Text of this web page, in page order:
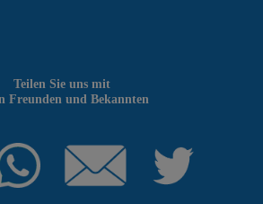
Teilen Sie uns mit
Freunden und Bekannten